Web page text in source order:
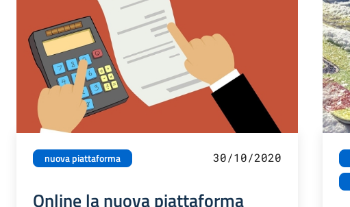
nuova piattaforma 30/10/2020
Online la nuova piattaforma